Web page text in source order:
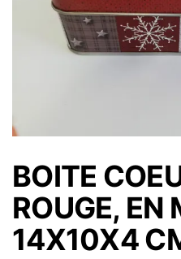
BOITE
ROUGE, EN
14X10X4